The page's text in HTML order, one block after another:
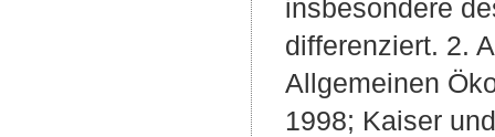
insbesondere
differenziert. 2.
Allgemeinen
1998; Kaiser